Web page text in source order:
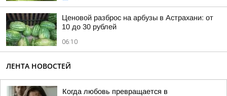
Ценовой разброс на арбузы в Астрахани: от
10 до 30 рублей
06:10
ЛЕНТА НОВОСТЕЙ
Когда любовь превращается в